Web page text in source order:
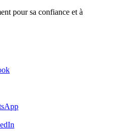
pour sa confiance et à